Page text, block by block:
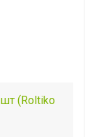
(Roltiko